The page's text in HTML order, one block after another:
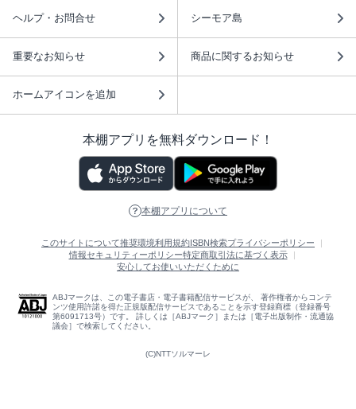
ヘルプ・お問合せ シーモア島
重要なお知らせ 商品に関するお知らせ
ホームアイコンを追加
本棚アプリを無料ダウンロード！
本棚アプリについて
このサイトについて推奨環境利用規約ISBN検索プライバシーポリシー
情報セキュリティーポリシー特定商取引法に基づく表示
安心してお使いいただくために
ABJマークは、この電子書店・電子書籍配信サービスが、 著作権者からコンテ
ンツ使用許諾を得た正規版配信サービスであることを示す登録商標（登録番号
第6091713号）です。 詳しくは［ABJマーク］または［電子出版制作・流通協
議会］で検索してください。
(C)NTTソルマーレ